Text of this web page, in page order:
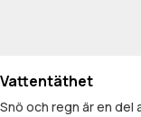
Vattentäthet
Snö och regn är en del